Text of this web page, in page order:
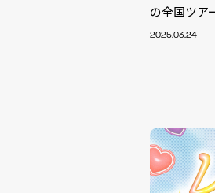
の全国ツア
2025.03.24